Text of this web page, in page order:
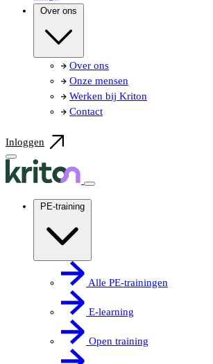
Over ons
Over ons
Onze mensen
Werken bij Kriton
Contact
Inloggen
PE-training
Alle PE-trainingen
E-learning
Open training